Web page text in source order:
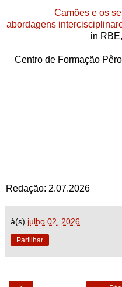
Camões e os
abordagens
in
Centro de Formação
Redação: 2.07.2026
à(s) julho 02, 2026
Partilhar